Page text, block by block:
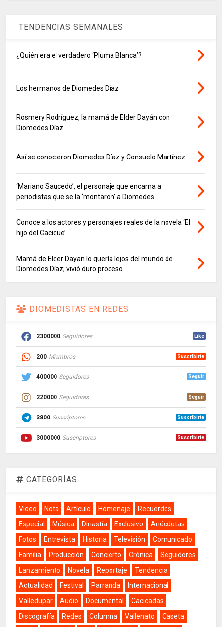
TENDENCIAS SEMANALES
¿Quién era el verdadero ‘Pluma Blanca’?
Los hermanos de Diomedes Díaz
Rosmery Rodríguez, la mamá de Elder Dayán con
Diomedes Díaz
Así se conocieron Diomedes Díaz y Consuelo Martínez
‘Mariano Saucedo’, el personaje que encarna a
periodistas que se la ‘montaron’ a Diomedes
Conoce a los actores y personajes reales de la novela ‘El
hijo del Cacique’
Mamá de Elder Dayan lo quería lejos del mundo de
Diomedes Díaz; vivió duro proceso
DIOMEDISTAS EN REDES
2300000 Seguidores Like
200 Miembros Suscribirte
400000 Seguidores Seguir
220000 Seguidores Seguir
3800 Suscriptores Suscribirte
3000000 Suscriptores Suscribirte
CATEGORÍAS
Video Nota Artículo Homenaje
Recuerdos
Especial
Música Dinastía Exclusivo
Anécdotas
Fotos
Entrevista Historia Televisión
Comunicado
Familia
Producción Concierto Crónica
Seguidores
Lanzamiento
Novela Reportaje
Tendencia
Actualidad
Festival Parranda
Internacional
Valledupar
Audio Documental
Cacicadas
Discografía
Redes Columna Vallenato Caseta